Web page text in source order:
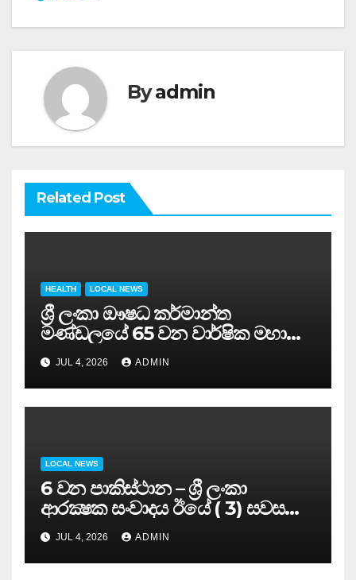
Byadmin
Related Post
HEALTH LOCAL NEWS
ශ්‍රී ලංකා ඖෂධ කර්මාන්ත
මණ්ඩලයේ 65 වන වාර්ෂික මහා
සමුළුව සෞඛ්‍ය නියෝජ්‍ය
අමාත්‍යවරයාගේ ප්‍රධානත්වයෙන්……
JUL 4, 2026 ADMIN
LOCAL NEWS
6 වන පාකිස්ථාන – ශ්‍රී ලංකා
ආරක්‍ෂක සංවාදය ඊයේ ( 3) සවස
සාර්ථකව අවසන් කරයි..
JUL 4, 2026 ADMIN